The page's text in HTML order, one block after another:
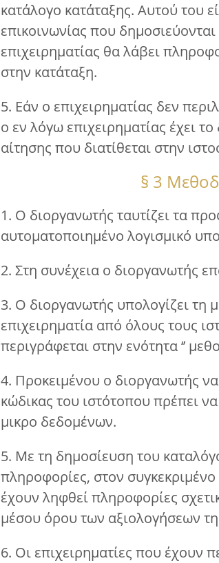
κατάλογο κατάταξης. Αυτού του
επικοινωνίας που
επιχειρηματίας θα λάβει
στην κατάταξη.
5. Εάν ο επιχειρηματίας δεν
ο εν λόγω επιχειρηματίας έχει
αίτησης που διατίθεται στην
§ 3
1. Ο διοργανωτής ταυτίζει τα
αυτοματοποιημένο λογισμικό
2. Στη συνέχεια ο διοργανωτής
3. Ο διοργανωτής υπολογίζει τη
επιχειρηματία από όλους τους
περιγράφεται στην ενότητα ‘’
4. Προκειμένου ο διοργανωτής
κώδικας του ιστότοπου πρέπει
μικρο δεδομένων.
5. Με τη δημοσίευση του
πληροφορίες, στον
έχουν ληφθεί πληροφορίες
μέσου όρου των αξιολογήσεων
6. Οι επιχειρηματίες που έχουν